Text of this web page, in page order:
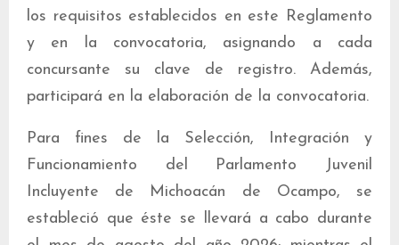
los requisitos establecidos en este Reglamento
y en la convocatoria, asignando a cada
concursante su clave de registro. Además,
participará en la elaboración de la convocatoria.
Para fines de la Selección, Integración y
Funcionamiento del Parlamento Juvenil
Incluyente de Michoacán de Ocampo, se
estableció que éste se llevará a cabo durante